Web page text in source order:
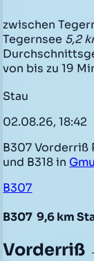
zwischen
Tegernsee 5,2
von bis zu 19
Stau
02.08.26, 18:42
B307 Vorderriß
und B318 in
B307
B307 9,6 km
Vorderriß